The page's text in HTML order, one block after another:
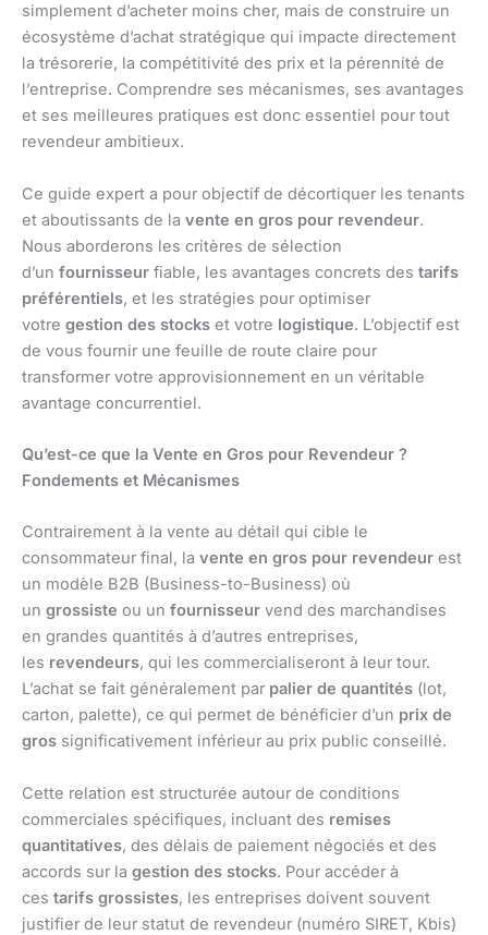
simplement d’acheter moins cher, mais de construire un
écosystème d’achat stratégique qui impacte directement
la trésorerie, la compétitivité des prix et la pérennité de
l’entreprise. Comprendre ses mécanismes, ses avantages
et ses meilleures pratiques est donc essentiel pour tout
revendeur ambitieux.
Ce guide expert a pour objectif de décortiquer les tenants
et aboutissants de la vente en gros pour revendeur.
Nous aborderons les critères de sélection
d’un fournisseur fiable, les avantages concrets des tarifs
préférentiels, et les stratégies pour optimiser
votre gestion des stocks et votre logistique. L’objectif est
de vous fournir une feuille de route claire pour
transformer votre approvisionnement en un véritable
avantage concurrentiel.
Qu’est-ce que la Vente en Gros pour Revendeur ?
Fondements et Mécanismes
Contrairement à la vente au détail qui cible le
consommateur final, la vente en gros pour revendeur est
un modèle B2B (Business-to-Business) où
un grossiste ou un fournisseur vend des marchandises
en grandes quantités à d’autres entreprises,
les revendeurs, qui les commercialiseront à leur tour.
L’achat se fait généralement par palier de quantités (lot,
carton, palette), ce qui permet de bénéficier d’un prix de
gros significativement inférieur au prix public conseillé.
Cette relation est structurée autour de conditions
commerciales spécifiques, incluant des remises
quantitatives, des délais de paiement négociés et des
accords sur la gestion des stocks. Pour accéder à
ces tarifs grossistes, les entreprises doivent souvent
justifier de leur statut de revendeur (numéro SIRET, Kbis)